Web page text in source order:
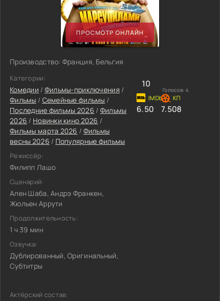
ПРОСМОТР ОНЛАЙН
Производство: Франция, Бельгия
Категории:
Комедии / Фильмы-приключения /
Фильмы / Семейные фильмы /
Последние фильмы 2026 / Фильмы
2026 / Новинки кино 2026 /
Фильмы марта 2026 / Фильмы
весны 2026 / Популярные фильмы
Режиссёр:
Филипп Лашо
Сценарий:
Ален Шаба, Андрэ Франкен,
Жюльен Аррути
Продолжительность:
1 ч 39 мин
Озвучка:
Дублированный, Оригинальный,
Субтитры
10
Голосов: 4
6.50 7.508
Актёрский состав: